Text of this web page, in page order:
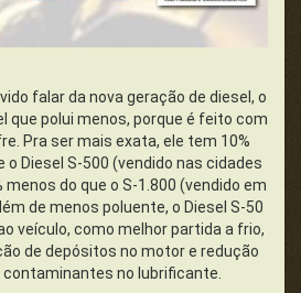
falar da nova geração de diesel, o
que polui menos, porque é feito com
Pra ser mais exata, ele tem 10%
o Diesel S-500 (vendido nas cidades
do que o S-1.800 (vendido em
de menos poluente, o Diesel S-50
veículo, como melhor partida a frio,
de depósitos no motor e redução
contaminantes no lubrificante.